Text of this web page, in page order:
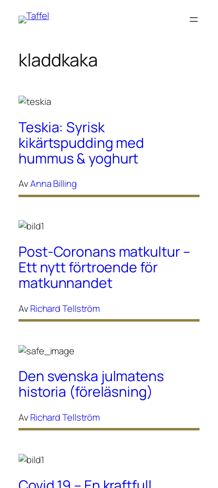
Hoppa
kladdkaka
Teskia: Syrisk
kikärtspudding med
hummus & yoghurt
AvAnna Billing
Post-Coronans matkultur –
Ett nytt förtroende för
matkunnandet
AvRichard Tellström
Den svenska julmatens
historia (föreläsning)
AvRichard Tellström